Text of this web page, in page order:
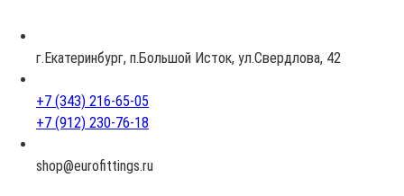
г.Екатеринбург, п.Большой Исток, ул.Свердлова, 42
+7 (343) 216-65-05
+7 (912) 230-76-18
shop@eurofittings.ru